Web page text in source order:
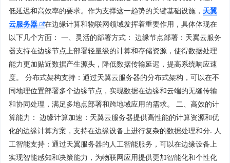
低延迟和高效率的要求。作为支撑这一趋势的关键基础设施， 天翼
云服务器
在边缘计算和物联网领域发挥着重要作用，具体体现在
以下几个方面： 一、灵活的部署方式： 边缘节点部署：天翼云服务
器支持在边缘节点上部署轻量级的计算和存储资源，使得数据处理
能力更加贴近数据产生源头，降低数据传输延迟，提高系统响应速
度。 分布式架构支持：通过天翼云服务器的分布式架构，可以在不
同地理位置部署多个边缘节点，实现数据在边缘和云端的无缝传输
和协同处理，满足多地点部署和跨地域应用的需求。 二、高效的计
算能力： 边缘计算加速：天翼云服务器提供高性能的计算资源和优
化的边缘计算方案，支持在边缘设备上进行复杂的数据处理和分. 人
工智能支持：通过天翼服务器的人工智能服务，可以在边缘设备上
实现智能感知和决策能力，为物联网应用提供更加智能化和个性化